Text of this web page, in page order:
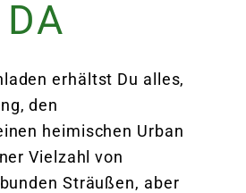
erhältst Du alles,
den
heimischen Urban
Vielzahl von
Sträußen, aber